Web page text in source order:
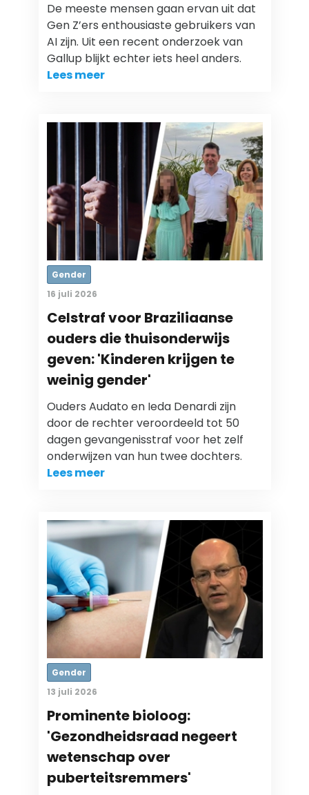
De meeste mensen gaan ervan uit dat
Gen Z’ers enthousiaste gebruikers van
AI zijn. Uit een recent onderzoek van
Gallup blijkt echter iets heel anders.
Lees meer
Gender
16 juli 2026
Celstraf voor Braziliaanse
ouders die thuisonderwijs
geven: 'Kinderen krijgen te
weinig gender'
Ouders Audato en Ieda Denardi zijn
door de rechter veroordeeld tot 50
dagen gevangenisstraf voor het zelf
onderwijzen van hun twee dochters.
Lees meer
Gender
13 juli 2026
Prominente bioloog:
'Gezondheidsraad negeert
wetenschap over
puberteitsremmers'